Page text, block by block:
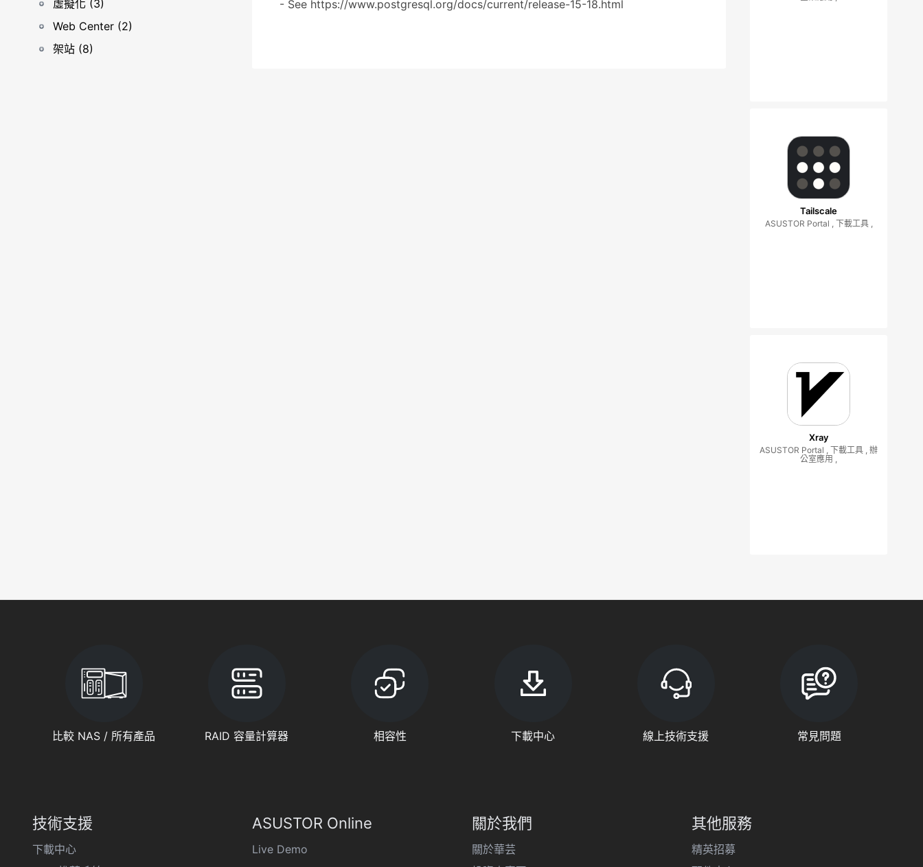
虛擬化 (3)
Web Center (2)
架站 (8)
- See https://www.postgresql.org/docs/current/release-15-18.html
Tailscale
ASUSTOR Portal , 下載工具 ,
Xray
ASUSTOR Portal , 下載工具 , 辦
公室應用 ,
比較 NAS / 所有產品 RAID 容量計算器 相容性 下載中心 線上技術支援 常見問題
技術支援
下載中心
ASUSTOR Online
Live Demo
關於我們
關於華芸
其他服務
精英招募